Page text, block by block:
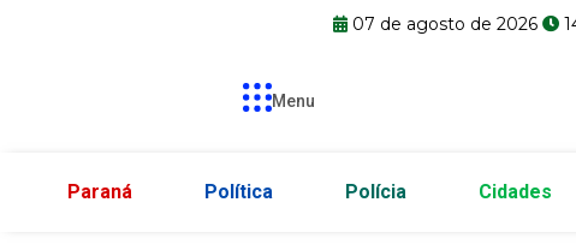
07 de agosto de 2026
Menu
Paraná Política Polícia Cidades